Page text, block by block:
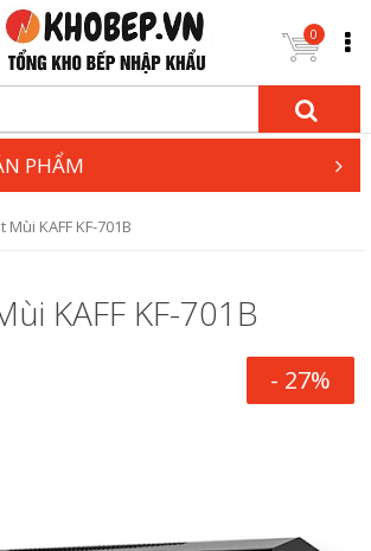
0
PHẨM
Mùi KAFF KF-701B
KAFF KF-701B
- 27%